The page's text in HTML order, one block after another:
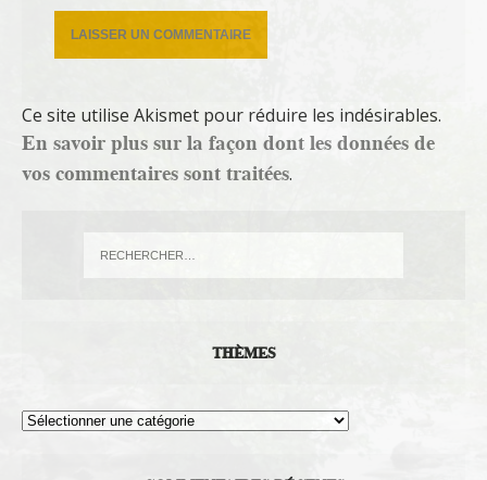
Ce site utilise Akismet pour réduire les indésirables.
En savoir plus sur la façon dont les données de
vos commentaires sont traitées.
THÈMES
Thèmes